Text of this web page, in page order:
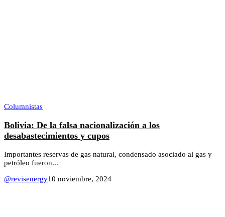
Columnistas
Bolivia: De la falsa nacionalización a los
desabastecimientos y cupos
Importantes reservas de gas natural, condensado asociado al gas y
petróleo fueron...
@revisenergy10 noviembre, 2024